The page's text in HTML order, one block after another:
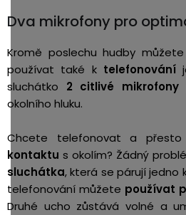
Dva mikrofony pro
Kromě poslechu hudby můžete
používat také k telefonování
sluchátko 2 citlivé mikrofony
okolního hluku.
Chcete telefonovat a
kontaktu s okolím? Žádný
sluchátka, která se párují jedno
telefonování můžete používat
Druhé ucho zůstává volné a